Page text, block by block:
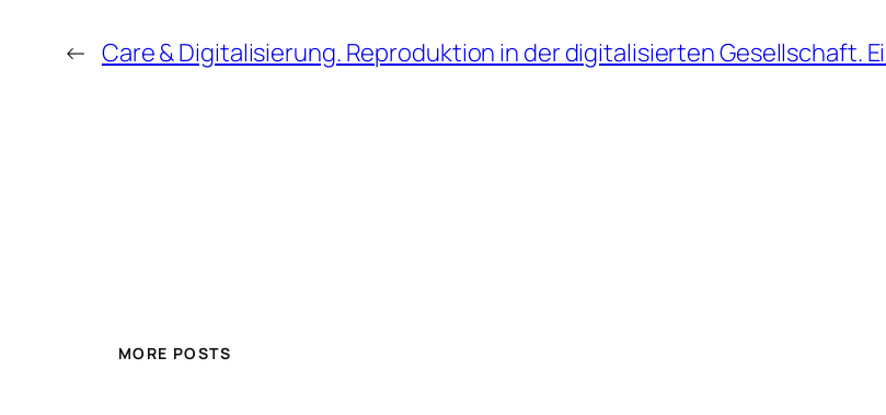
← Care & Digitalisierung. Reproduktion in der digitalisierten Gesellschaft.
MORE POSTS